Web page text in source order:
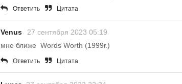
Ответить Цитата
Venus
27 сентября 2023 05:19
мне ближе Words Worth (1999г.)
Ответить Цитата